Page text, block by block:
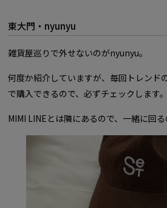
東大門・nyunyu
雑貨屋巡りで外せないのがnyunyu。
何度か紹介していますが、毎回トレンド
で購入できるので、必ずチェックします。
MIMI LINEとは隣にあるので、一緒に回る